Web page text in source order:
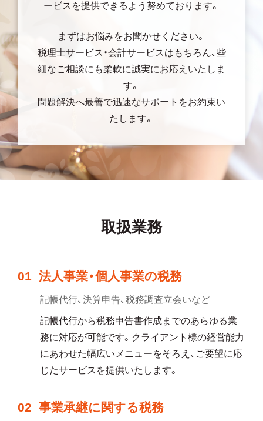
ービスを提供できるよう努めております。
まずはお悩みをお聞かせください。
税理士サービス・会計サービスはもちろん、些
細なご相談にも柔軟に誠実にお応えいたしま
す。
問題解決へ最善で迅速なサポートをお約束い
たします。
取扱業務
01 法人事業・個人事業の税務
記帳代行、決算申告、税務調査立会いなど
記帳代行から税務申告書作成までのあらゆる業
務に対応が可能です。クライアント様の経営能力
にあわせた幅広いメニューをそろえ、ご要望に応
じたサービスを提供いたします。
02 事業承継に関する税務